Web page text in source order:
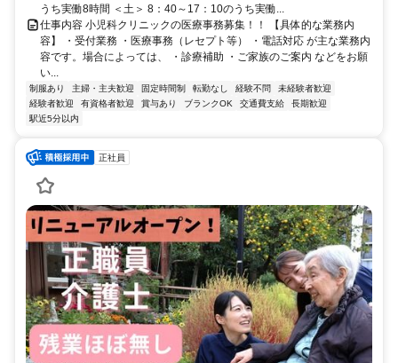
うち実働8時間 ＜土＞ 8：40～17：10のうち実働...
仕事内容 小児科クリニックの医療事務募集！！ 【具体的な業務内
容】 ・受付業務 ・医療事務（レセプト等） ・電話対応 が主な業務内
容です。場合によっては、 ・診療補助 ・ご家族のご案内 などをお願
い...
制服あり 主婦・主夫歓迎 固定時間制 転勤なし 経験不問
未経験者歓迎
経験者歓迎
有資格者歓迎 賞与あり ブランクOK 交通費支給
長期歓迎
駅近5分以内
正社員